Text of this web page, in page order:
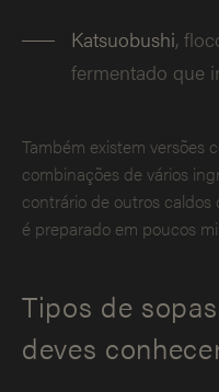
Katsuobushi,
fermentado que
Também existem versões
combinações de vários
contrário de outros
é preparado em poucos
Tipos de
deves